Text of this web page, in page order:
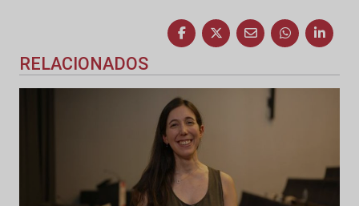
RELACIONADOS